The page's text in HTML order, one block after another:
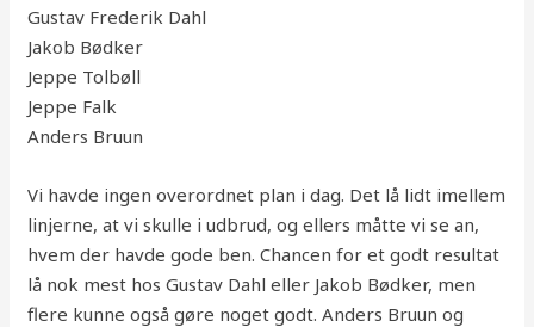
Gustav Frederik Dahl
Jakob Bødker
Jeppe Tolbøll
Jeppe Falk
Anders Bruun
Vi havde ingen overordnet plan i dag. Det lå lidt imellem
linjerne, at vi skulle i udbrud, og ellers måtte vi se an,
hvem der havde gode ben. Chancen for et godt resultat
lå nok mest hos Gustav Dahl eller Jakob Bødker, men
flere kunne også gøre noget godt. Anders Bruun og